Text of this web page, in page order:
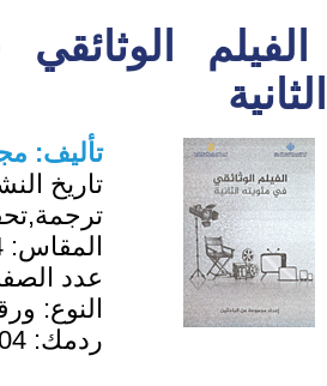
الفيلم
الثانية
تأليف:
تاريخ
المقاس:
عدد
النوع:
ردمك: